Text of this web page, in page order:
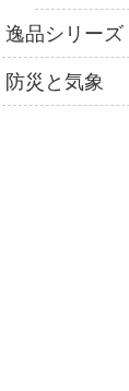
逸品シリーズ
防災と気象